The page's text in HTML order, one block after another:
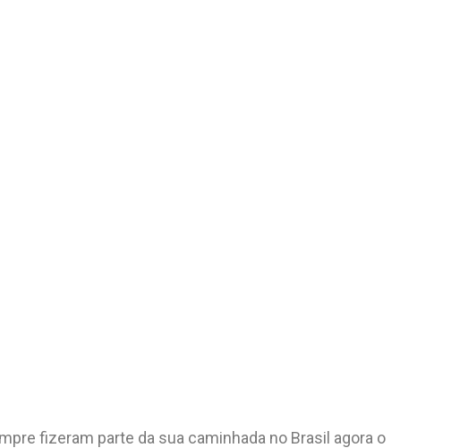
fizeram parte da sua caminhada no Brasil agora o